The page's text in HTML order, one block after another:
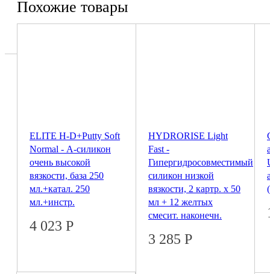
Похожие товары
ELITE H-D+Putty Soft
Normal - А-силикон
очень высокой
вязкости, база 250
мл.+катал. 250
мл.+инстр.
4 023 Р
HYDRORISE Light
Fast -
Гипергидросовместимый
силикон низкой
вязкости, 2 картр. х 50
мл + 12 желтых
смесит. наконечн.
3 285 Р